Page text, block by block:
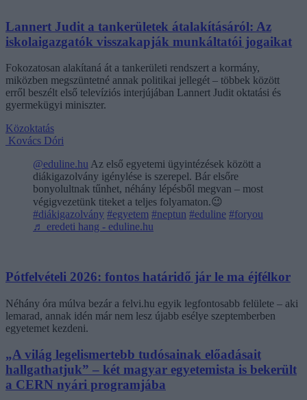
Lannert Judit a tankerületek átalakításáról: Az
iskolaigazgatók visszakapják munkáltatói jogaikat
Fokozatosan alakítaná át a tankerületi rendszert a kormány,
miközben megszüntetné annak politikai jellegét – többek között
erről beszélt első televíziós interjújában Lannert Judit oktatási és
gyermekügyi miniszter.
Közoktatás
Kovács Dóri
@eduline.hu Az első egyetemi ügyintézések között a
diákigazolvány igénylése is szerepel. Bár elsőre
bonyolultnak tűnhet, néhány lépésből megvan – most
végigvezetünk titeket a teljes folyamaton.😉
#diákigazolvány #egyetem #neptun #eduline #foryou
♬ eredeti hang - eduline.hu
Pótfelvételi 2026: fontos határidő jár le ma éjfélkor
Néhány óra múlva bezár a felvi.hu egyik legfontosabb felülete – aki
lemarad, annak idén már nem lesz újabb esélye szeptemberben
egyetemet kezdeni.
„A világ legelismertebb tudósainak előadásait
hallgathatjuk” – két magyar egyetemista is bekerült
a CERN nyári programjába